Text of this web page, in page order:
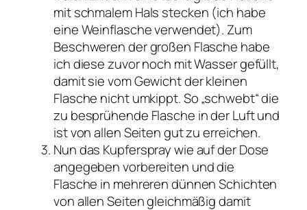
mit schmalem Hals stecken (ich habe
eine Weinflasche verwendet). Zum
Beschweren der großen Flasche habe
ich diese zuvor noch mit Wasser gefüllt,
damit sie vom Gewicht der kleinen
Flasche nicht umkippt. So „schwebt“ die
zu besprühende Flasche in der Luft und
ist von allen Seiten gut zu erreichen.
Nun das Kupferspray wie auf der Dose
angegeben vorbereiten und die
Flasche in mehreren dünnen Schichten
von allen Seiten gleichmäßig damit